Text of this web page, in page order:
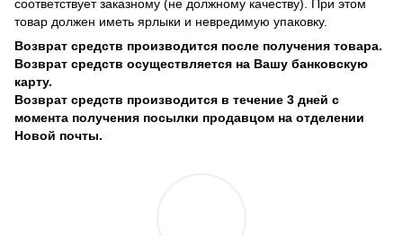
соответствует заказному (не должному качеству). При этом
товар должен иметь ярлыки и невредимую упаковку.
Возврат средств производится после получения товара.
Возврат средств осуществляется на Вашу банковскую
карту.
Возврат средств производится в течение 3 дней с
момента получения посылки продавцом на отделении
Новой почты.